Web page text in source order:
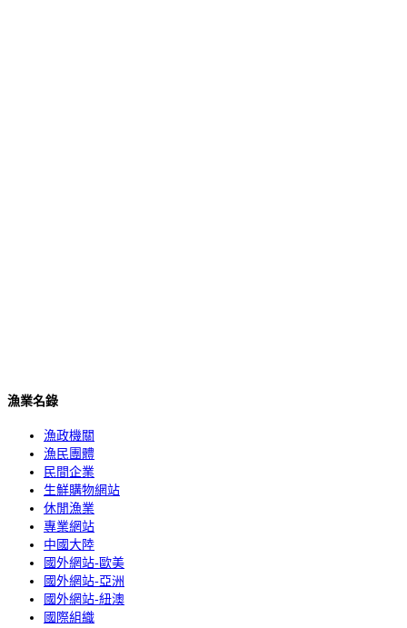
漁業名錄
漁政機關
漁民團體
民間企業
生鮮購物網站
休閒漁業
專業網站
中國大陸
國外網站-歐美
國外網站-亞洲
國外網站-紐澳
國際組織